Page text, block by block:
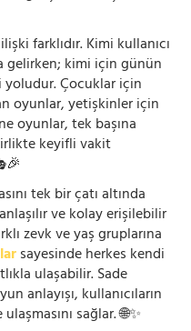
farklıdır. Kimi kullanıcı
gelirken; kimi için günün
Çocuklar için
oyunlar, yetişkinler için
oyunlar, tek başına
keyifli vakit
tek bir çatı altında
ve kolay erişilebilir
zevk ve yaş gruplarına
sayesinde herkes kendi
ulaşabilir. Sade
anlayışı, kullanıcıların
sağlar. 🌐✨